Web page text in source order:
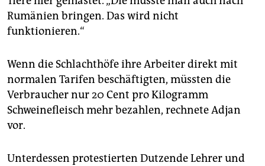
Rumänien bringen. Das wird nicht
funktionieren.“
Wenn die Schlachthöfe ihre Arbeiter direkt mit
normalen Tarifen beschäftigten, müssten die
Verbraucher nur 20 Cent pro Kilogramm
Schweinefleisch mehr bezahlen, rechnete Adjan
vor.
Unterdessen protestierten Dutzende Lehrer und